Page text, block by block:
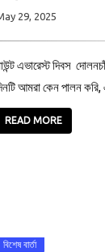
29, 2025
এভারেস্ট দিবস
আমরা কেন পালন
READ MORE
বিশেষ বার্তা